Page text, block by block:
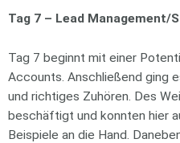
Tag 7 – Lead Management/
Tag 7 beginnt mit einer
Accounts. Anschließend ging
und richtiges Zuhören. Des
beschäftigt und konnten hier
Beispiele an die Hand.